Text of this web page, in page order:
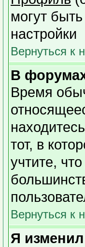
могут
настройки
Вернуться к
В
Время
тот, в
учтите,
Вернуться к
Я